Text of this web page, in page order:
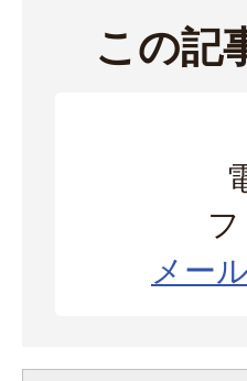
この記
メー